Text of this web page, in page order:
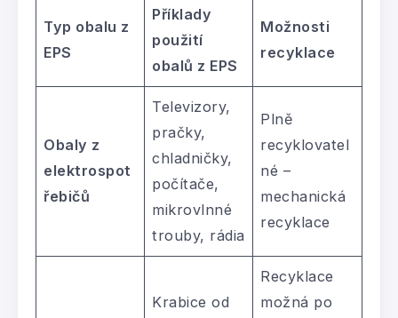
Typ obalu z
EPS
Příklady
použití
obalů z EPS
Možnosti
recyklace
Obaly z
elektrospot
řebičů
Televizory,
pračky,
chladničky,
počítače,
mikrovlnné
trouby, rádia
Plně
recyklovatel
né –
mechanická
recyklace
Krabice od
Recyklace
možná po